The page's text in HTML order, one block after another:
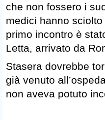
che non fossero i
medici hanno
primo incontro è
Letta, arrivato da
Stasera dovrebbe
già venuto
non aveva potuto